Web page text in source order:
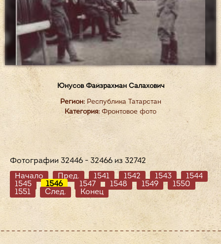
Юнусов Файзрахман Салахович
Регион:Республика Татарстан
Категория:Фронтовое фото
Фотографии 32446 - 32466 из 32742
Начало
Пред. 1541 1542 1543
1544
1545
1546 1547 1548 1549
1550
1551
След. Конец